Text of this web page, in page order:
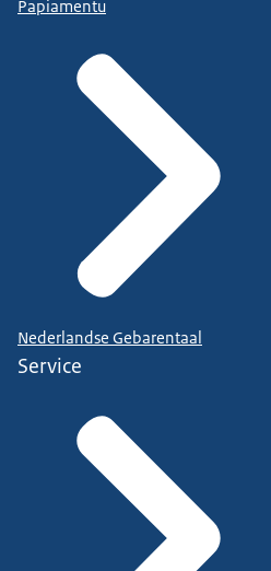
Papiamentu
Nederlandse Gebarentaal
Service